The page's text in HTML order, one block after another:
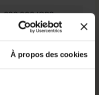
À propos des cookies
220.000 IOPS
150.000 IOPS
512 GB M.2 NvMe
SSD